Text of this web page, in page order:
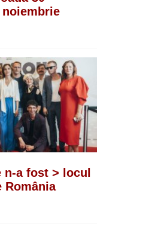
n-a fost > locul
România